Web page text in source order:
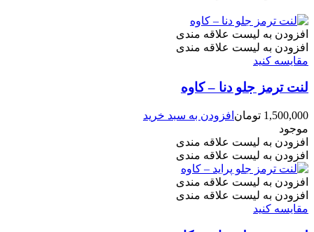
افزودن به لیست علاقه مندی
افزودن به لیست علاقه مندی
مقایسه کنید
لنت ترمز جلو دنا – کاوه
1,500,000 تومان افزودن به سبد خرید
موجود
افزودن به لیست علاقه مندی
افزودن به لیست علاقه مندی
افزودن به لیست علاقه مندی
افزودن به لیست علاقه مندی
مقایسه کنید